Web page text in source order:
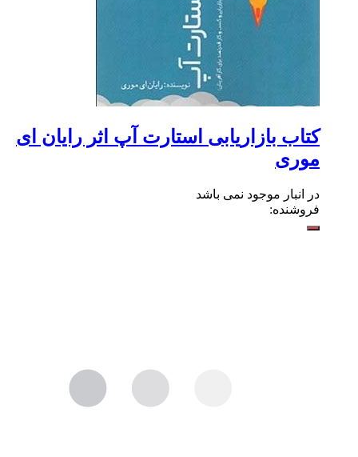
کتاب بازاریابی استارت آپ اثر رایان ای
موری
در انبار موجود نمی باشد
فروشنده: